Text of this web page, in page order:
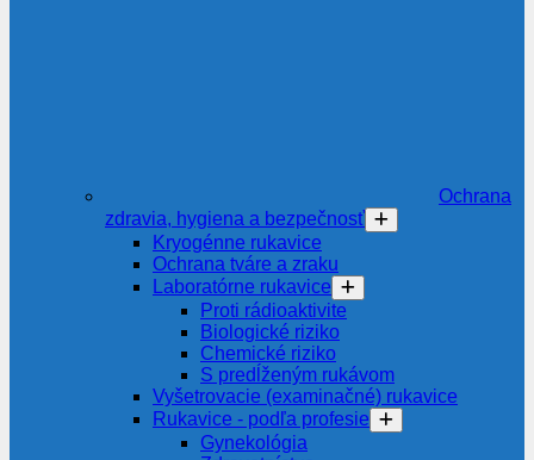
Ochrana
zdravia, hygiena a bezpečnosť
Kryogénne rukavice
Ochrana tváre a zraku
Laboratórne rukavice
Proti rádioaktivite
Biologické riziko
Chemické riziko
S predĺženým rukávom
Vyšetrovacie (examinačné) rukavice
Rukavice - podľa profesie
Gynekológia